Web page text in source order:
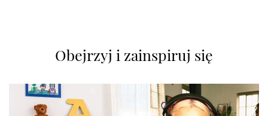
Obejrzyj i zainspiruj się